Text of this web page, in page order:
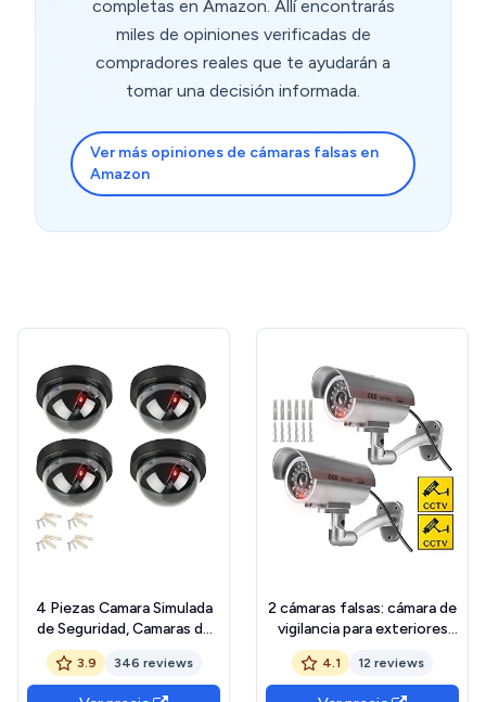
completas en Amazon. Allí encontrarás
miles de opiniones verificadas de
compradores reales que te ayudarán a
tomar una decisión informada.
Ver más opiniones de cámaras falsas en
Amazon
4 Piezas Camara Simulada
de Seguridad, Camaras de
Vigilancia Falsas Dummy
Cámara de Seguridad Falsa
LED Parpadeante Sistema
3.9 346 reviews
2 cámaras falsas: cámara de
vigilancia para exteriores
con luz LED roja
intermitente, cámara de
vigilancia falsa para interior
4.1 12 reviews